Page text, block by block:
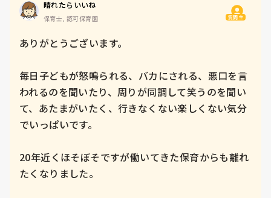
晴れたらいいね
保育士, 認可保育園 質問主
ありがとうございます。
毎日子どもが怒鳴られる、バカにされる、悪口を言
われるのを聞いたり、周りが同調して笑うのを聞い
て、あたまがいたく、行きなくない楽しくない気分
でいっぱいです。
20年近くほそぼそですが働いてきた保育からも離れ
たくなりました。